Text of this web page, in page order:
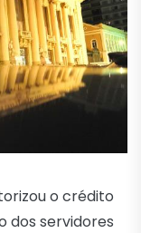
o crédito
dos servidores